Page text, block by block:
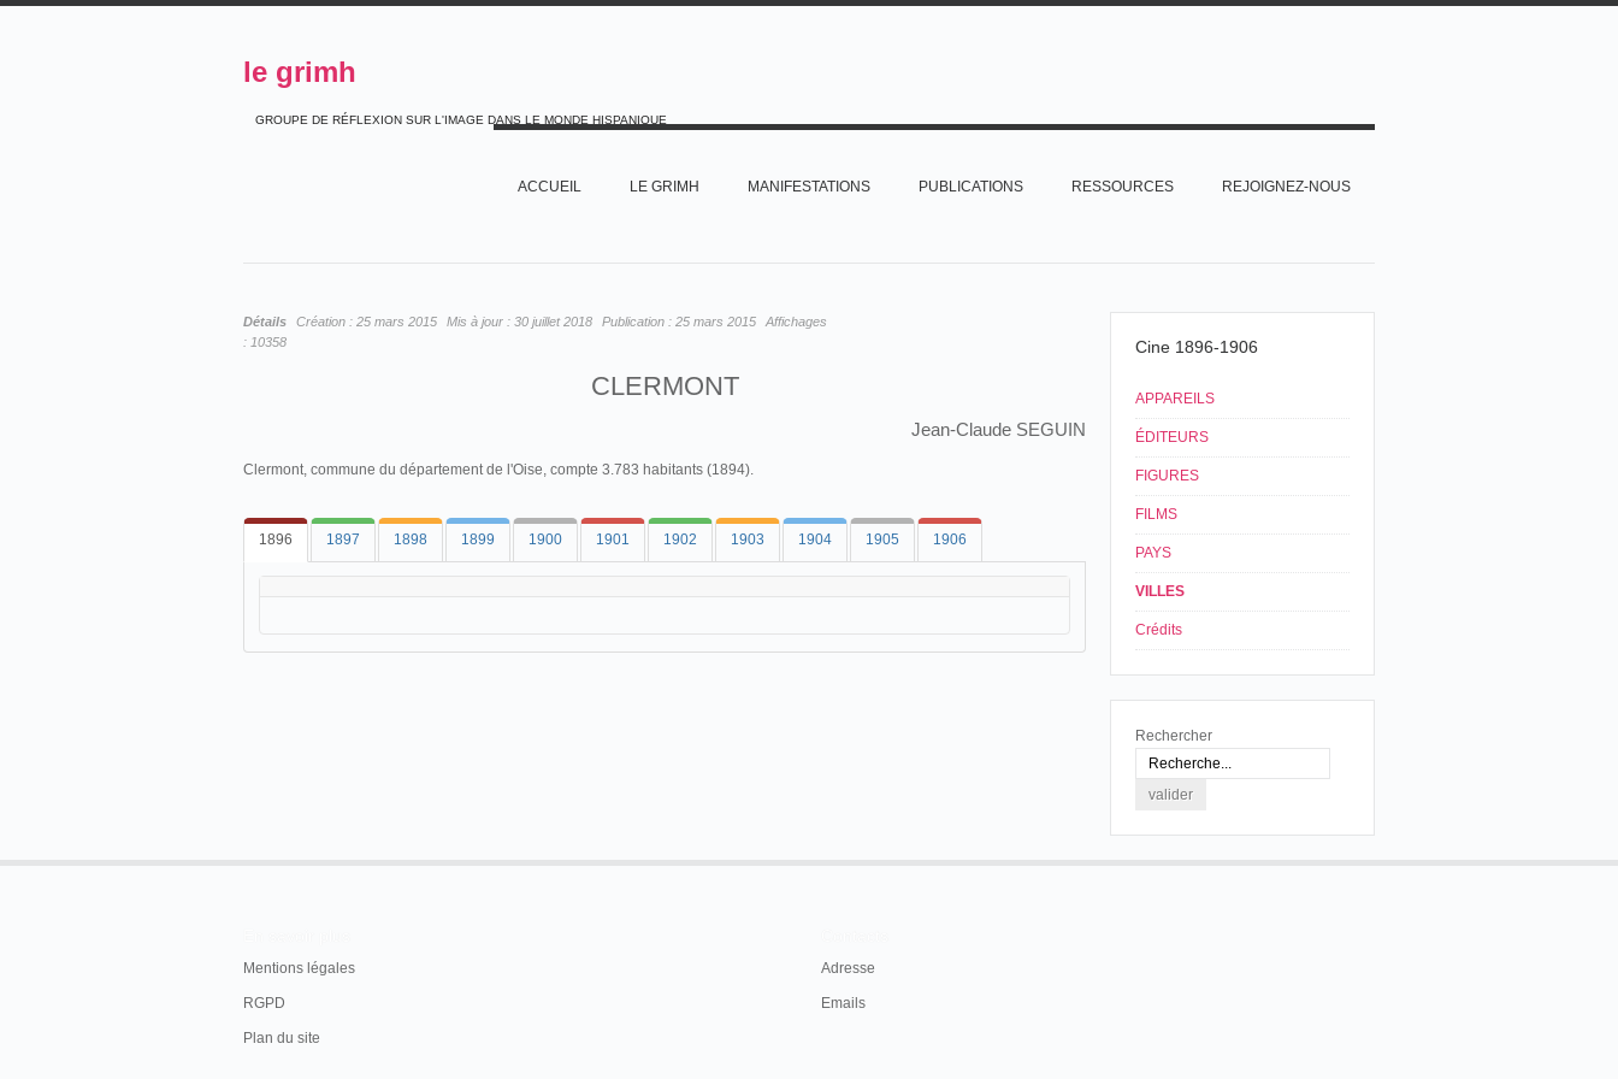
le grimh
GROUPE DE RÉFLEXION SUR L'IMAGE DANS LE MONDE HISPANIQUE
ACCUEIL LE GRIMH MANIFESTATIONS PUBLICATIONS RESSOURCES REJOIGNEZ-NOUS
Détails Création : 25 mars 2015 Mis à jour : 30 juillet 2018 Publication : 25 mars 2015
Affichages
: 10358
CLERMONT
Jean-Claude SEGUIN
Clermont, commune du département de l'Oise, compte 3.783 habitants (1894).
1896 1897 1898 1899 1900 1901 1902 1903 1904 1905 1906
Cine 1896-1906
APPAREILS
ÉDITEURS
FIGURES
FILMS
PAYS
VILLES
Crédits
Rechercher
Mentions légales
RGPD
Plan du site
Adresse
Emails